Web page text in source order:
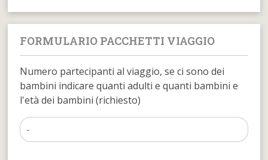
FORMULARIO PACCHETTI VIAGGIO
Numero partecipanti al viaggio, se ci sono dei
bambini indicare quanti adulti e quanti bambini e
l'età dei bambini (richiesto)